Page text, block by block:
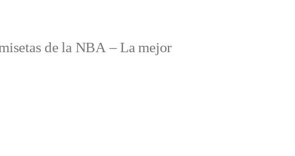
de la NBA – La mejor